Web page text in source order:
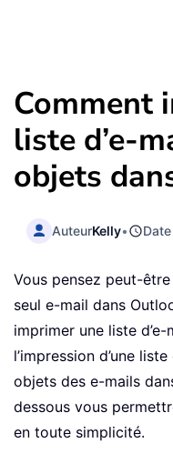
Comment
liste d’e-
objets
AuteurKelly•
Vous pensez peut-être
seul e-mail dans
imprimer une liste d’e-
l’impression d’une
objets des e-mails
dessous vous
en toute simplicité.